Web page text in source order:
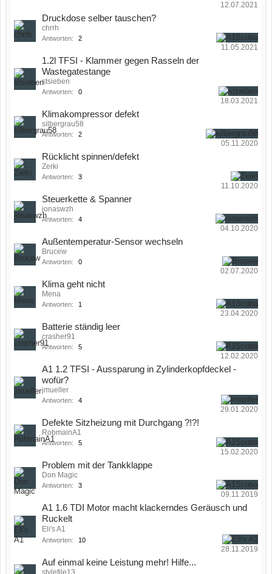
12.07.2021
Druckdose selber tauschen?
chrrh
Antworten: 2
11.05.2021
1.2l TFSI - Klammer gegen Rasseln der
Wastegatestange
stsieben
Antworten: 0
18.03.2021
Klimakompressor defekt
silbergrau58
Antworten: 2
05.11.2020
Rücklicht spinnen/defekt
Zerki
Antworten: 3
11.10.2020
Steuerkette & Spanner
jonaswzh
Antworten: 4
04.10.2020
Außentemperatur-Sensor wechseln
Brucew
Antworten: 0
02.07.2020
Klima geht nicht
Mena
Antworten: 1
23.04.2020
Batterie ständig leer
crasher91
Antworten: 5
12.02.2020
A1 1.2 TFSI - Aussparung in Zylinderkopfdeckel -
wofür?
jmueller
Antworten: 4
29.01.2020
Defekte Sitzheizung mit Durchgang ?!?!
RobmainA1
Antworten: 5
15.02.2020
Problem mit der Tankklappe
Don Magic
Antworten: 3
09.11.2019
A1 1.6 TDI Motor macht klackerndes Geräusch und
Ruckelt
Eli's A1
Antworten: 10
28.11.2019
Auf einmal keine Leistung mehr! Hilfe...
stylefile13